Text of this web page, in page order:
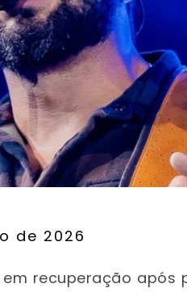
de 2026
recuperação após